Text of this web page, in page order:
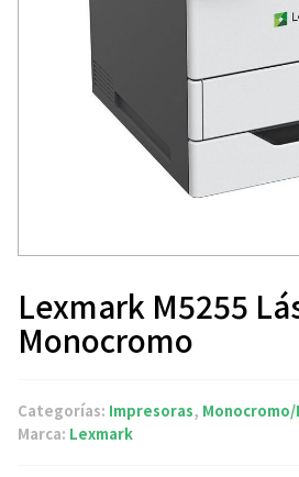
Lexmark M5255
Monocromo
Categorías: Impresoras, Monocromo/
Marca: Lexmark